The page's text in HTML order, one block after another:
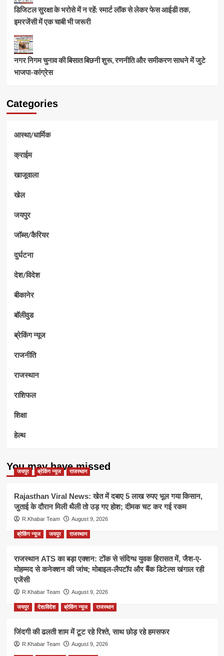
डिजिटल सुरक्षा के भरोसे में न रहें: स्मार्ट लॉक से लेकर फेस आईडी तक,
इमरजेंसी में एक चाबी भी जरूरी
नगर निगम चुनाव की बिसात बिछनी शुरू, रणनीति और समीकरण साधने में जुटे
भाजपा-कांग्रेस
Categories
आस्था/धार्मिक
क्राईम
खाजूवाला
खेल
जयपुर
जॉब्स/कैरियर
दुर्घटना
देश/विदेश
बीकानेर
बॉलीवुड
ब्रेकिंग न्यूज
राजनीति
राजस्थान
राशिफल
शिक्षा
हेल्थ
You may have missed
जयपुर ब्रेकिंग न्यूज राजस्थान
Rajasthan Viral News: खेत में दबाए 5 लाख रुपए भूल गया किसान,
जुताई के दौरान मिली थैली तो उड़ गए होश; दीमक चट कर गई रकम
R.Khabar Team August 9, 2026
ब्रेकिंग न्यूज जयपुर राजस्थान
राजस्थान ATS का बड़ा एक्शन: टोंक से संदिग्ध युवक हिरासत में, जैश-ए-
मोहम्मद से कनेक्शन की जांच; मोबाइल-लैपटॉप और बैंक डिटेल्स खंगाल रही
एजेंसी
R.Khabar Team August 9, 2026
जयपुर देश/विदेश ब्रेकिंग न्यूज राजस्थान
जिंदगी की ढलती शाम में टूट रहे रिश्ते, साथ छोड़ रहे हमसफर
R.Khabar Team August 9, 2026